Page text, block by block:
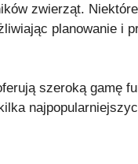
zwierząt.
planowanie i
szeroką gamę